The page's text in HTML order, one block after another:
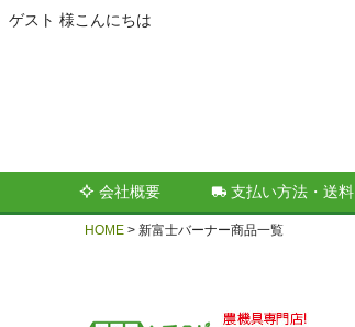
ゲスト 様こんにちは
会社概要 支払い方法・送料
HOME 新富士バーナー商品一覧